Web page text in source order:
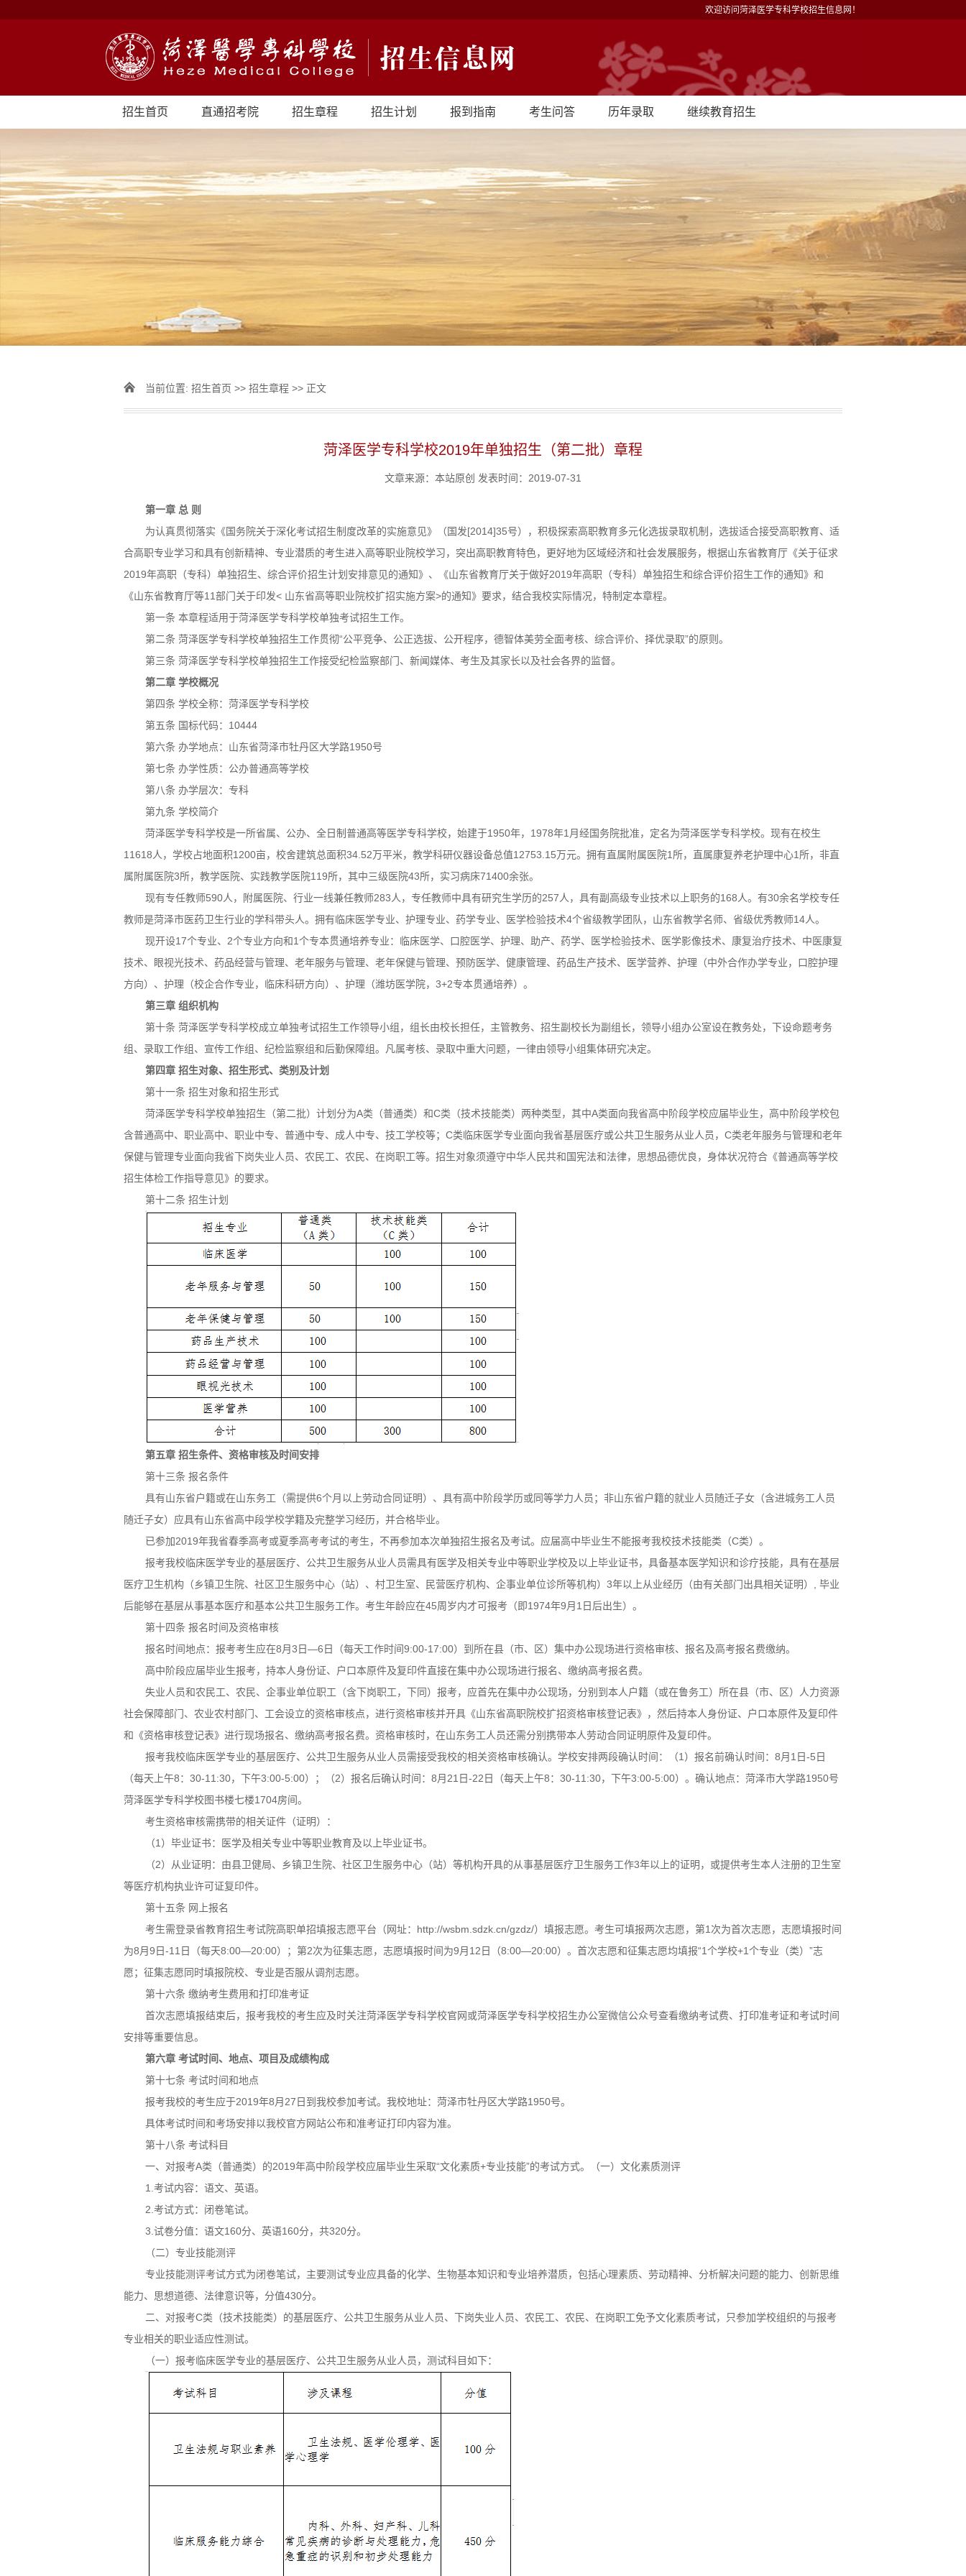
欢迎访问菏泽医学专科学校招生信息网！
招生首页 直通招考院 招生章程 招生计划 报到指南 考生问答 历年录取 继续教育招生
当前位置: 招生首页 >> 招生章程 >> 正文
菏泽医学专科学校2019年单独招生（第二批）章程
文章来源：本站原创 发表时间：2019-07-31
第一章 总 则
为认真贯彻落实《国务院关于深化考试招生制度改革的实施意见》（国发[2014]35号），积极探索高职教育多元化选拔录取机制，选拔适合接受高职教育、适
合高职专业学习和具有创新精神、专业潜质的考生进入高等职业院校学习，突出高职教育特色，更好地为区域经济和社会发展服务，根据山东省教育厅《关于征求
2019年高职（专科）单独招生、综合评价招生计划安排意见的通知》、《山东省教育厅关于做好2019年高职（专科）单独招生和综合评价招生工作的通知》和
《山东省教育厅等11部门关于印发< 山东省高等职业院校扩招实施方案>的通知》要求，结合我校实际情况，特制定本章程。
第一条 本章程适用于菏泽医学专科学校单独考试招生工作。
第二条 菏泽医学专科学校单独招生工作贯彻“公平竞争、公正选拔、公开程序，德智体美劳全面考核、综合评价、择优录取”的原则。
第三条 菏泽医学专科学校单独招生工作接受纪检监察部门、新闻媒体、考生及其家长以及社会各界的监督。
第二章 学校概况
第四条 学校全称：菏泽医学专科学校
第五条 国标代码：10444
第六条 办学地点：山东省菏泽市牡丹区大学路1950号
第七条 办学性质：公办普通高等学校
第八条 办学层次：专科
第九条 学校简介
菏泽医学专科学校是一所省属、公办、全日制普通高等医学专科学校，始建于1950年，1978年1月经国务院批准，定名为菏泽医学专科学校。现有在校生
11618人，学校占地面积1200亩，校舍建筑总面积34.52万平米，教学科研仪器设备总值12753.15万元。拥有直属附属医院1所，直属康复养老护理中心1所，非直
属附属医院3所，教学医院、实践教学医院119所，其中三级医院43所，实习病床71400余张。
现有专任教师590人，附属医院、行业一线兼任教师283人，专任教师中具有研究生学历的257人，具有副高级专业技术以上职务的168人。有30余名学校专任
教师是菏泽市医药卫生行业的学科带头人。拥有临床医学专业、护理专业、药学专业、医学检验技术4个省级教学团队，山东省教学名师、省级优秀教师14人。
现开设17个专业、2个专业方向和1个专本贯通培养专业：临床医学、口腔医学、护理、助产、药学、医学检验技术、医学影像技术、康复治疗技术、中医康复
技术、眼视光技术、药品经营与管理、老年服务与管理、老年保健与管理、预防医学、健康管理、药品生产技术、医学营养、护理（中外合作办学专业，口腔护理
方向）、护理（校企合作专业，临床科研方向）、护理（潍坊医学院，3+2专本贯通培养）。
第三章 组织机构
第十条 菏泽医学专科学校成立单独考试招生工作领导小组，组长由校长担任，主管教务、招生副校长为副组长，领导小组办公室设在教务处，下设命题考务
组、录取工作组、宣传工作组、纪检监察组和后勤保障组。凡属考核、录取中重大问题，一律由领导小组集体研究决定。
第四章 招生对象、招生形式、类别及计划
第十一条 招生对象和招生形式
菏泽医学专科学校单独招生（第二批）计划分为A类（普通类）和C类（技术技能类）两种类型，其中A类面向我省高中阶段学校应届毕业生，高中阶段学校包
含普通高中、职业高中、职业中专、普通中专、成人中专、技工学校等；C类临床医学专业面向我省基层医疗或公共卫生服务从业人员，C类老年服务与管理和老年
保健与管理专业面向我省下岗失业人员、农民工、农民、在岗职工等。招生对象须遵守中华人民共和国宪法和法律，思想品德优良，身体状况符合《普通高等学校
招生体检工作指导意见》的要求。
第十二条 招生计划
第五章 招生条件、资格审核及时间安排
第十三条 报名条件
具有山东省户籍或在山东务工（需提供6个月以上劳动合同证明）、具有高中阶段学历或同等学力人员；非山东省户籍的就业人员随迁子女（含进城务工人员
随迁子女）应具有山东省高中段学校学籍及完整学习经历，并合格毕业。
已参加2019年我省春季高考或夏季高考考试的考生，不再参加本次单独招生报名及考试。应届高中毕业生不能报考我校技术技能类（C类）。
报考我校临床医学专业的基层医疗、公共卫生服务从业人员需具有医学及相关专业中等职业学校及以上毕业证书，具备基本医学知识和诊疗技能，具有在基层
医疗卫生机构（乡镇卫生院、社区卫生服务中心（站）、村卫生室、民营医疗机构、企事业单位诊所等机构）3年以上从业经历（由有关部门出具相关证明）, 毕业
后能够在基层从事基本医疗和基本公共卫生服务工作。考生年龄应在45周岁内才可报考（即1974年9月1日后出生）。
第十四条 报名时间及资格审核
报名时间地点：报考考生应在8月3日—6日（每天工作时间9:00-17:00）到所在县（市、区）集中办公现场进行资格审核、报名及高考报名费缴纳。
高中阶段应届毕业生报考，持本人身份证、户口本原件及复印件直接在集中办公现场进行报名、缴纳高考报名费。
失业人员和农民工、农民、企事业单位职工（含下岗职工，下同）报考，应首先在集中办公现场，分别到本人户籍（或在鲁务工）所在县（市、区）人力资源
社会保障部门、农业农村部门、工会设立的资格审核点，进行资格审核并开具《山东省高职院校扩招资格审核登记表》，然后持本人身份证、户口本原件及复印件
和《资格审核登记表》进行现场报名、缴纳高考报名费。资格审核时，在山东务工人员还需分别携带本人劳动合同证明原件及复印件。
报考我校临床医学专业的基层医疗、公共卫生服务从业人员需接受我校的相关资格审核确认。学校安排两段确认时间：（1）报名前确认时间：8月1日-5日
（每天上午8：30-11:30，下午3:00-5:00）；（2）报名后确认时间：8月21日-22日（每天上午8：30-11:30，下午3:00-5:00）。确认地点：菏泽市大学路1950号
菏泽医学专科学校图书楼七楼1704房间。
考生资格审核需携带的相关证件（证明）：
（1）毕业证书：医学及相关专业中等职业教育及以上毕业证书。
（2）从业证明：由县卫健局、乡镇卫生院、社区卫生服务中心（站）等机构开具的从事基层医疗卫生服务工作3年以上的证明，或提供考生本人注册的卫生室
等医疗机构执业许可证复印件。
第十五条 网上报名
考生需登录省教育招生考试院高职单招填报志愿平台（网址：http://wsbm.sdzk.cn/gzdz/）填报志愿。考生可填报两次志愿，第1次为首次志愿，志愿填报时间
为8月9日-11日（每天8:00—20:00）；第2次为征集志愿，志愿填报时间为9月12日（8:00—20:00）。首次志愿和征集志愿均填报“1个学校+1个专业（类）”志
愿；征集志愿同时填报院校、专业是否服从调剂志愿。
第十六条 缴纳考生费用和打印准考证
首次志愿填报结束后，报考我校的考生应及时关注菏泽医学专科学校官网或菏泽医学专科学校招生办公室微信公众号查看缴纳考试费、打印准考证和考试时间
安排等重要信息。
第六章 考试时间、地点、项目及成绩构成
第十七条 考试时间和地点
报考我校的考生应于2019年8月27日到我校参加考试。我校地址：菏泽市牡丹区大学路1950号。
具体考试时间和考场安排以我校官方网站公布和准考证打印内容为准。
第十八条 考试科目
一、对报考A类（普通类）的2019年高中阶段学校应届毕业生采取“文化素质+专业技能”的考试方式。（一）文化素质测评
1.考试内容：语文、英语。
2.考试方式：闭卷笔试。
3.试卷分值：语文160分、英语160分，共320分。
（二）专业技能测评
专业技能测评考试方式为闭卷笔试，主要测试专业应具备的化学、生物基本知识和专业培养潜质，包括心理素质、劳动精神、分析解决问题的能力、创新思维
能力、思想道德、法律意识等，分值430分。
二、对报考C类（技术技能类）的基层医疗、公共卫生服务从业人员、下岗失业人员、农民工、农民、在岗职工免予文化素质考试，只参加学校组织的与报考
专业相关的职业适应性测试。
（一）报考临床医学专业的基层医疗、公共卫生服务从业人员，测试科目如下：